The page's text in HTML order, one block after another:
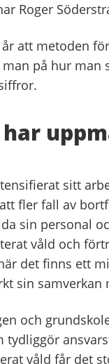
Roger
att metoden
på hur man
sitt
fler fall av
sin personal
våld och
det finns ett
sin samverkan
och
våld får det